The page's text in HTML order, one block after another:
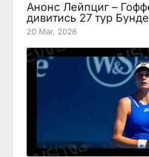
Анонс Лейпциг –
дивитись 27 тур
20 Mar, 2026